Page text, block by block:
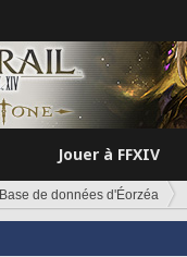
Jouer à FFXIV
Base de données d'Éorzéa